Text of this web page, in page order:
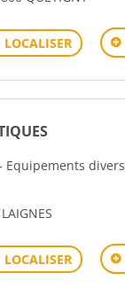
LOCALISER
Equipements divers
LOCALISER